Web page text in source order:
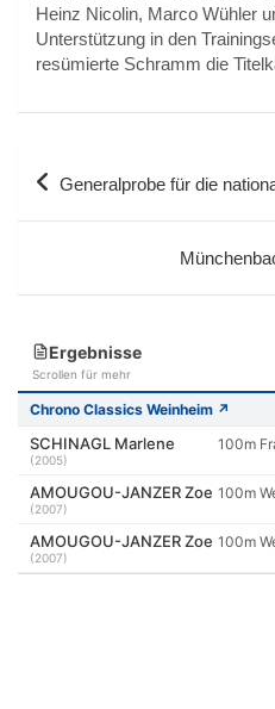
Heinz Nicolin, Marco Wühler
Unterstützung in den
resümierte Schramm die
Beitragsnavigation
Generalprobe für die